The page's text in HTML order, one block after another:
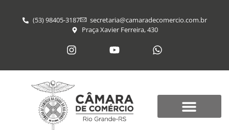
(53) 98405-3187
secretaria@​camaradecomercio.com.br
Praça Xavier Ferreira, 430